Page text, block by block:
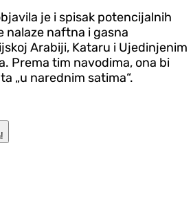
je i spisak potencijalnih
nalaze naftna i gasna
Arabiji, Kataru i Ujedinjenim
Prema tim navodima, ona bi
„u narednim satima“.